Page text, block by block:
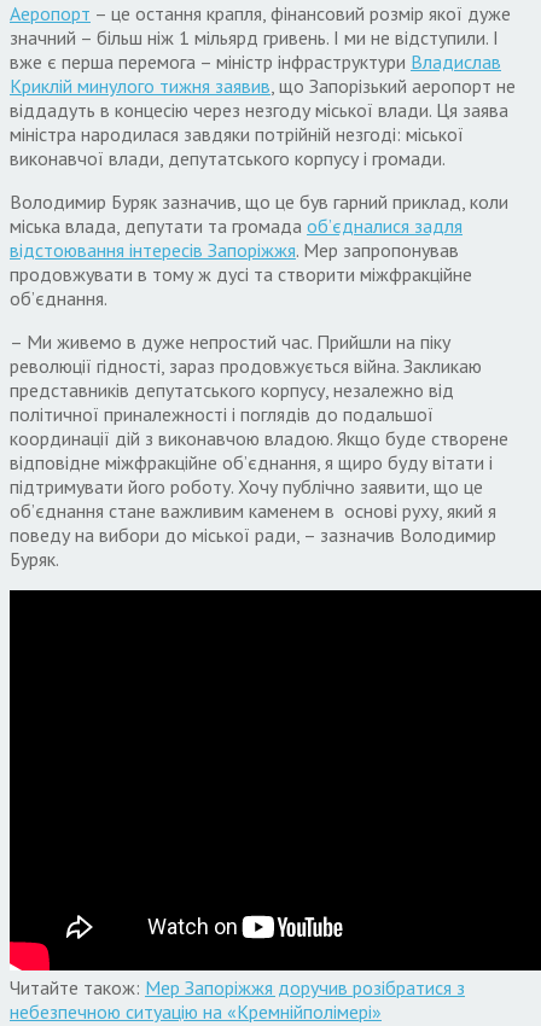
Аеропорт – це остання крапля, фінансовий розмір якої дуже
значний – більш ніж 1 мільярд гривень. І ми не відступили. І
вже є перша перемога – міністр інфраструктури Владислав
Криклій минулого тижня заявив, що Запорізький аеропорт не
віддадуть в концесію через незгоду міської влади. Ця заява
міністра народилася завдяки потрійній незгоді: міської
виконавчої влади, депутатського корпусу і громади.
Володимир Буряк зазначив, що це був гарний приклад, коли
міська влада, депутати та громада об’єдналися задля
відстоювання інтересів Запоріжжя. Мер запропонував
продовжувати в тому ж дусі та створити міжфракційне
об’єднання.
– Ми живемо в дуже непростий час. Прийшли на піку
революції гідності, зараз продовжується війна. Закликаю
представників депутатського корпусу, незалежно від
політичної приналежності і поглядів до подальшої
координації дій з виконавчою владою. Якщо буде створене
відповідне міжфракційне об’єднання, я щиро буду вітати і
підтримувати його роботу. Хочу публічно заявити, що це
об’єднання стане важливим каменем в основі руху, який я
поведу на вибори до міської ради, – зазначив Володимир
Буряк.
Читайте також: Мер Запоріжжя доручив розібратися з
небезпечною ситуацію на «Кремнійполімері»